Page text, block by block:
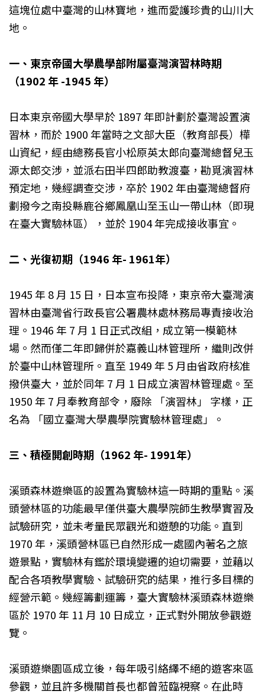
這塊位處中臺灣的山林寶地，進而愛護珍貴的山川大
地。
一、東京帝國大學農學部附屬臺灣演習林時期
（1902 年 -1945 年）
日本東京帝國大學早於 1897 年即計劃於臺灣設置演
習林，而於 1900 年當時之文部大臣（教育部長）樺
山資紀，經由總務長官小松原英太郎向臺灣總督兒玉
源太郎交涉，並派右田半四郎助教渡臺，勘覓演習林
預定地，幾經調查交涉，卒於 1902 年由臺灣總督府
劃撥今之南投縣鹿谷鄉鳳凰山至玉山一帶山林（即現
在臺大實驗林區），並於 1904 年完成接收事宜。
二、光復初期（1946 年- 1961年）
1945 年 8 月 15 日，日本宣布投降，東京帝大臺灣演
習林由臺灣省行政長官公署農林處林務局專責接收治
理。1946 年 7 月 1 日正式改組，成立第一模範林
場。然而僅二年即歸併於嘉義山林管理所，繼則改併
於臺中山林管理所。直至 1949 年 5 月由省政府核准
撥供臺大，並於同年 7 月 1 日成立演習林管理處。至
1950 年 7 月奉教育部令，廢除 「演習林」 字樣，正
名為 「國立臺灣大學農學院實驗林管理處」。
三、積極開創時期（1962 年- 1991年）
溪頭森林遊樂區的設置為實驗林這一時期的重點。溪
頭營林區的功能最早僅供臺大農學院師生教學實習及
試驗研究，並未考量民眾觀光和遊憩的功能。直到
1970 年，溪頭營林區已自然形成一處國內著名之旅
遊景點，實驗林有鑑於環境變遷的迫切需要，並藉以
配合各項教學實驗、試驗研究的結果，推行多目標的
經營示範。幾經籌劃運籌，臺大實驗林溪頭森林遊樂
區於 1970 年 11 月 10 日成立，正式對外開放參觀遊
覽。
溪頭遊樂園區成立後，每年吸引絡繹不絕的遊客來區
參觀，並且許多機關首長也都曾蒞臨視察。在此時